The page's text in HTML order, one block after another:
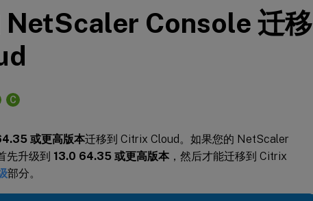
NetScaler Console 迁移
C
或更高版本迁移到 Citrix Cloud。如果您的 NetScaler
先升级到 13.0 64.35 或更高版本 ，然后才能迁移到 Citrix
部分。